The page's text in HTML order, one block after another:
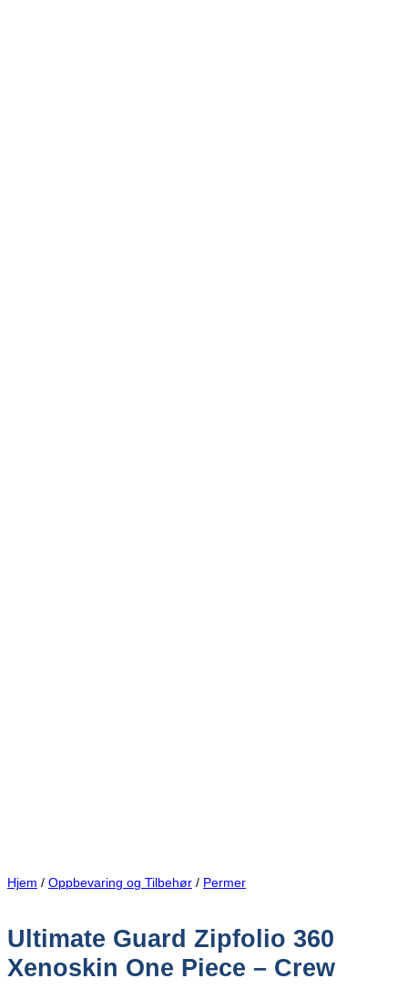
Hjem / Oppbevaring og Tilbehør / Permer
Ultimate Guard Zipfolio 360
Xenoskin One Piece – Crew